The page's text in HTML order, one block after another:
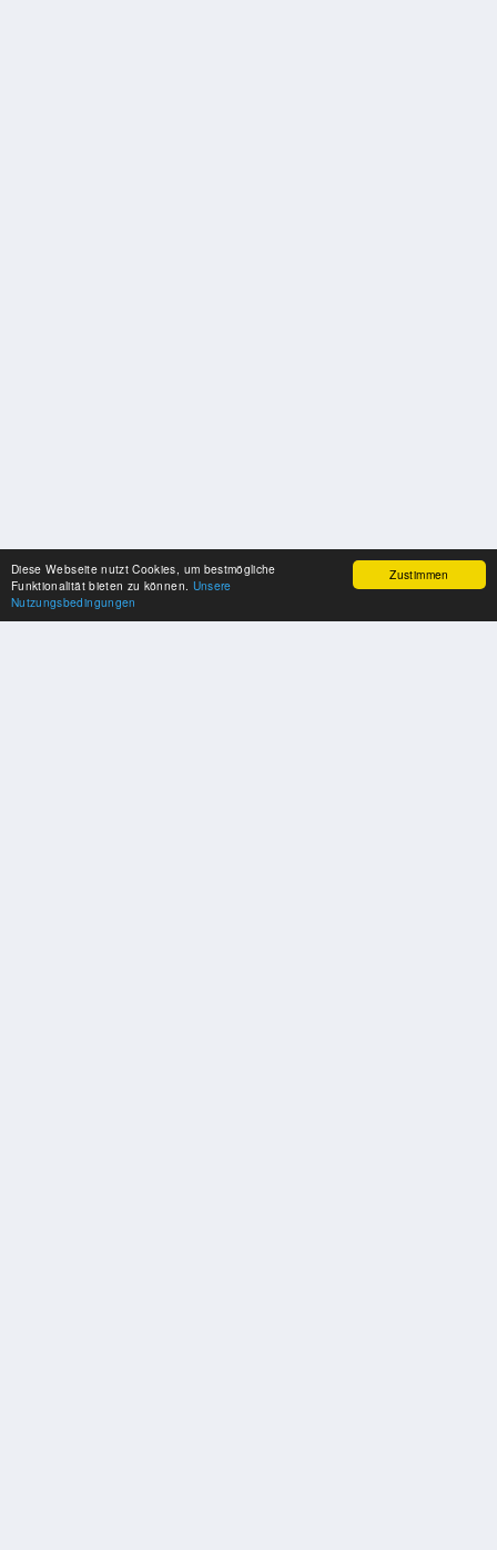
Zustimmen
Diese Webseite nutzt Cookies, um bestmögliche
Funktionalität bieten zu können. Unsere
Nutzungsbedingungen